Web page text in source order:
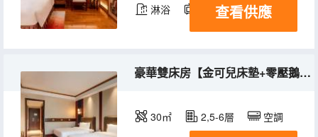
淋浴 電視機
查看供應
豪華雙床房【金可兒床墊+零壓鵝絨枕+園林景觀】
30㎡ 2,5-6層 空調